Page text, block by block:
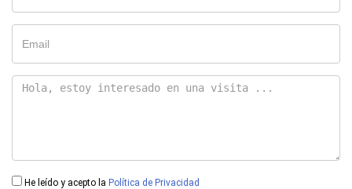
He leído y acepto la Política de Privacidad